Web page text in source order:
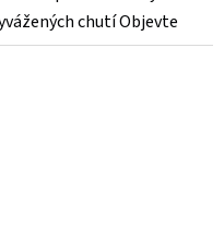
chutí Objevte
pikantní kouzlo s...